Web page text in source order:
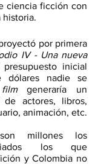
ciencia ficción con
historia.
por primera
IV - Una nueva
inicial
dólares nadie se
film generaría un
millones los
los que
y Colombia no